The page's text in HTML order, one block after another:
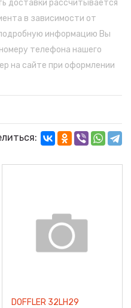
доставки рассчитывается
в зависимости от
информацию Вы
телефона нашего
на сайте при оформлении
DOFFLER 32LH29